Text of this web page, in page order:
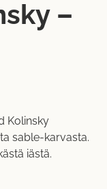
–
Kolinsky
sable-karvasta.
iästä.